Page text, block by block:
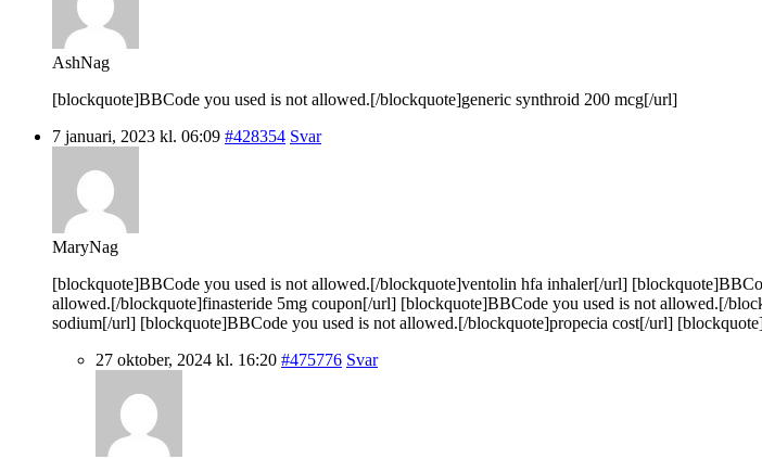
AshNag
[blockquote]BBCode you used is not allowed.[/blockquote]generic synthroid 200 mcg[/url]
7 januari, 2023 kl. 06:09 #428354 Svar
MaryNag
[blockquote]BBCode you used is not allowed.[/blockquote]ventolin hfa inhaler[/url]
allowed.[/blockquote]finasteride 5mg coupon[/url] [blockquote]BBCode you used is not allowed.[/
sodium[/url] [blockquote]BBCode you used is not allowed.[/blockquote]propecia cost[/url]
27 oktober, 2024 kl. 16:20 #475776 Svar